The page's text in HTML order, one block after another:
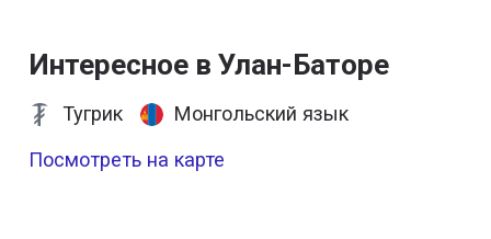
Интересное в Улан-Баторе
Тугрик
Монгольский язык
Посмотреть на карте